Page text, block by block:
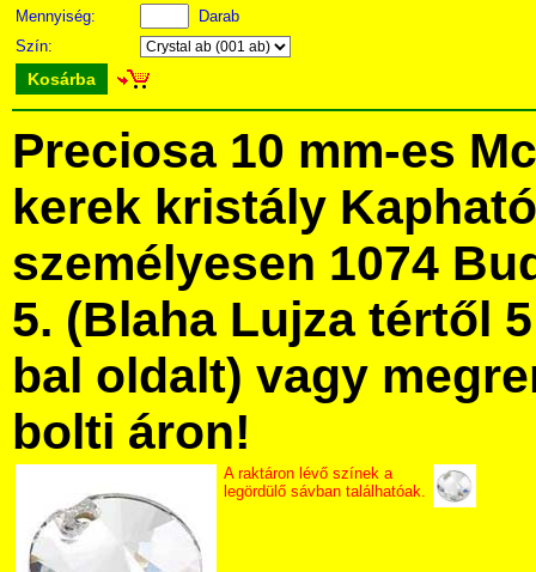
Mennyiség:
Darab
Szín:
Kosárba
Preciosa 10 mm-es
kerek kristály
személyesen 1074
5. (Blaha Lujza tértől
bal oldalt) vagy
bolti áron!
A raktáron lévő színek a
legördülő sávban találhatóak.